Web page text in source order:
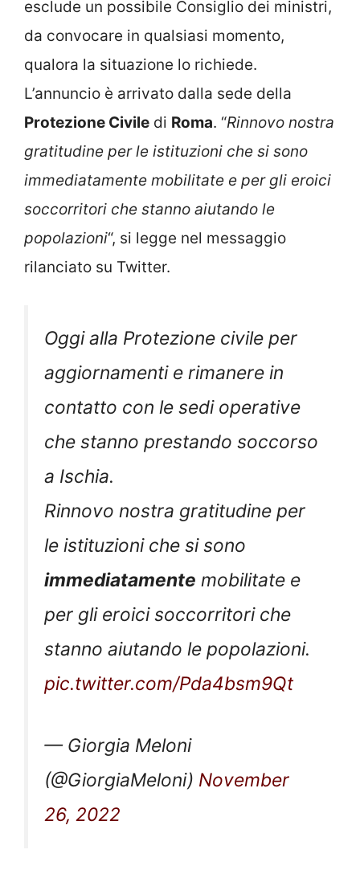
esclude un possibile Consiglio dei ministri,
da convocare in qualsiasi momento,
qualora la situazione lo richiede.
L’annuncio è arrivato dalla sede della
Protezione Civile di Roma. “Rinnovo nostra
gratitudine per le istituzioni che si sono
immediatamente mobilitate e per gli eroici
soccorritori che stanno aiutando le
popolazioni“, si legge nel messaggio
rilanciato su Twitter.
Oggi alla Protezione civile per
aggiornamenti e rimanere in
contatto con le sedi operative
che stanno prestando soccorso
a Ischia.
Rinnovo nostra gratitudine per
le istituzioni che si sono
immediatamente mobilitate e
per gli eroici soccorritori che
stanno aiutando le popolazioni.
pic.twitter.com/Pda4bsm9Qt
— Giorgia Meloni
(@GiorgiaMeloni) November
26, 2022